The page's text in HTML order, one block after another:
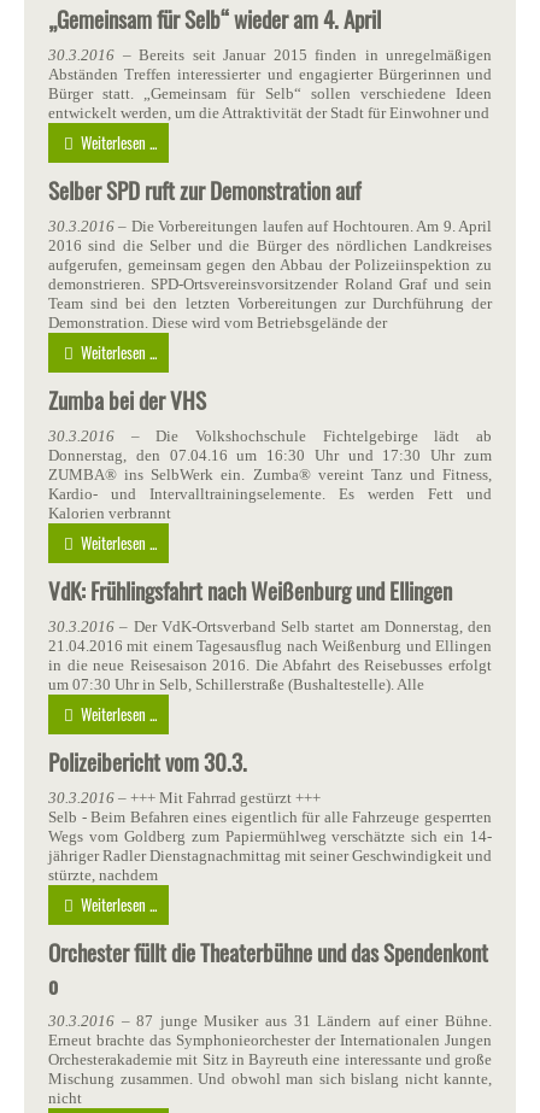
„Gemeinsam für Selb“ wieder am 4. April
30.3.2016 – Bereits seit Januar 2015 finden in unregelmäßigen
Abständen Treffen interessierter und engagierter Bürgerinnen und
Bürger statt. „Gemeinsam für Selb“ sollen verschiedene Ideen
entwickelt werden, um die Attraktivität der Stadt für Einwohner und
Weiterlesen ...
Selber SPD ruft zur Demonstration auf
30.3.2016 – Die Vorbereitungen laufen auf Hochtouren. Am 9. April
2016 sind die Selber und die Bürger des nördlichen Landkreises
aufgerufen, gemeinsam gegen den Abbau der Polizeiinspektion zu
demonstrieren. SPD-Ortsvereinsvorsitzender Roland Graf und sein
Team sind bei den letzten Vorbereitungen zur Durchführung der
Demonstration. Diese wird vom Betriebsgelände der
Weiterlesen ...
Zumba bei der VHS
30.3.2016 – Die Volkshochschule Fichtelgebirge lädt ab
Donnerstag, den 07.04.16 um 16:30 Uhr und 17:30 Uhr zum
ZUMBA® ins SelbWerk ein. Zumba® vereint Tanz und Fitness,
Kardio- und Intervalltrainingselemente. Es werden Fett und
Kalorien verbrannt
Weiterlesen ...
VdK: Frühlingsfahrt nach Weißenburg und Ellingen
30.3.2016 – Der VdK-Ortsverband Selb startet am Donnerstag, den
21.04.2016 mit einem Tagesausflug nach Weißenburg und Ellingen
in die neue Reisesaison 2016. Die Abfahrt des Reisebusses erfolgt
um 07:30 Uhr in Selb, Schillerstraße (Bushaltestelle). Alle
Weiterlesen ...
Polizeibericht vom 30.3.
30.3.2016 – +++ Mit Fahrrad gestürzt +++
Selb - Beim Befahren eines eigentlich für alle Fahrzeuge gesperrten
Wegs vom Goldberg zum Papiermühlweg verschätzte sich ein 14-
jähriger Radler Dienstagnachmittag mit seiner Geschwindigkeit und
stürzte, nachdem
Weiterlesen ...
Orchester füllt die Theaterbühne und das Spendenkont
o
30.3.2016 – 87 junge Musiker aus 31 Ländern auf einer Bühne.
Erneut brachte das Symphonieorchester der Internationalen Jungen
Orchesterakademie mit Sitz in Bayreuth eine interessante und große
Mischung zusammen. Und obwohl man sich bislang nicht kannte,
nicht